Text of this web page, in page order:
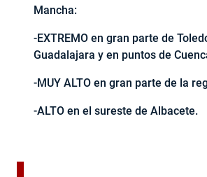
Mancha:
-EXTREMO en gran parte de
Guadalajara y en puntos de
-MUY ALTO en gran parte de la
-ALTO en el sureste de Albacete.